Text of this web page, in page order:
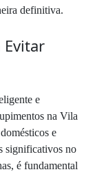
definitiva.
Evitar
e
na Vila
e
significativos no
é fundamental